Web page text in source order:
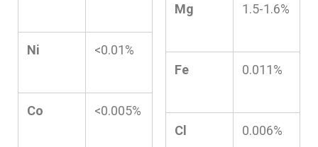
Ni <0.01%
Co <0.005%
Mg 1.5-1.6%
Fe 0.011%
Cl 0.006%